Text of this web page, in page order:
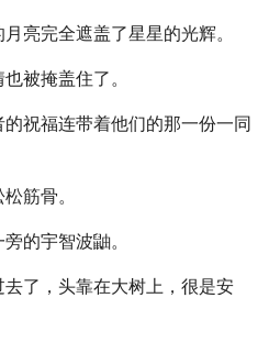
亮完全遮盖了星星的光辉。
被掩盖住了。
祝福连带着他们的那一份一同
筋骨。
的宇智波鼬。
了，头靠在大树上，很是安